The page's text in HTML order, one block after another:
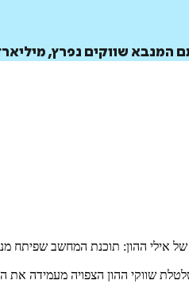
המנבא שווקים נפרץ,
אילי ההון: תוכנת המחשב שפיתח
שווקי ההון הצפויה מעמידה את